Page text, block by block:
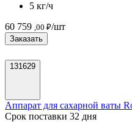
5 кг/ч
60 759 ,00 ₽/шт
Заказать
131629
Аппарат для сахарной ваты
Срок поставки 32 дня